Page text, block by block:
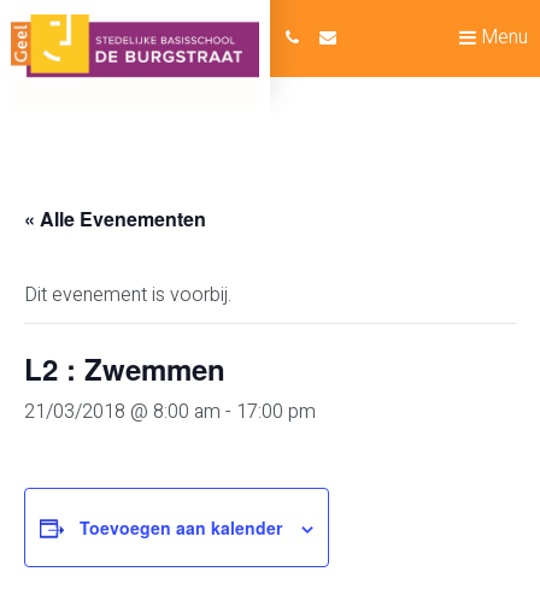
Menu
« Alle Evenementen
Dit evenement is voorbij.
L2 : Zwemmen
21/03/2018 @ 8:00 am - 17:00 pm
Toevoegen aan kalender